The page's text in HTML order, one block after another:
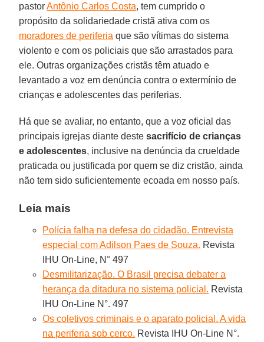
pastorAntônio Carlos Costa, tem cumprido o
propósito da solidariedade cristã ativa com os
moradores de periferia que são vítimas do sistema
violento e com os policiais que são arrastados para
ele. Outras organizações cristãs têm atuado e
levantado a voz em denúncia contra o extermínio de
crianças e adolescentes das periferias.
Há que se avaliar, no entanto, que a voz oficial das
principais igrejas diante destesacrifício de crianças
e adolescentes, inclusive na denúncia da crueldade
praticada ou justificada por quem se diz cristão, ainda
não tem sido suficientemente ecoada em nosso país.
Leia mais
Polícia falha na defesa do cidadão. Entrevista
especial com Adilson Paes de Souza. Revista
IHU On-Line, N° 497
Desmilitarização. O Brasil precisa debater a
herança da ditadura no sistema policial. Revista
IHU On-Line N°. 497
Os coletivos criminais e o aparato policial. A vida
na periferia sob cerco. Revista IHU On-Line N°.